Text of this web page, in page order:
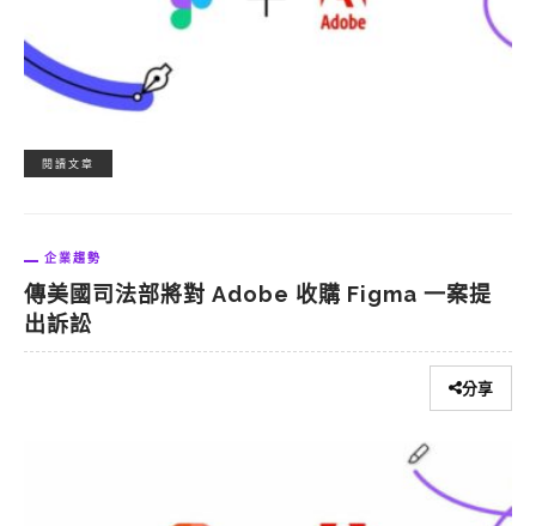
閱讀文章
企業趨勢
傳美國司法部將對 Adobe 收購 Figma 一案提
出訴訟
分享